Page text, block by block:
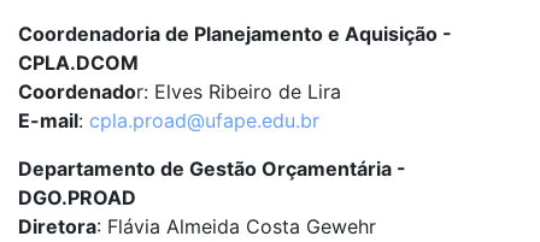
Coordenadoria de Planejamento e Aquisição -
CPLA.DCOM
Coordenador: Elves Ribeiro de Lira
E-mail: cpla.proad@ufape.edu.br
Departamento de Gestão Orçamentária -
DGO.PROAD
Diretora: Flávia Almeida Costa Gewehr